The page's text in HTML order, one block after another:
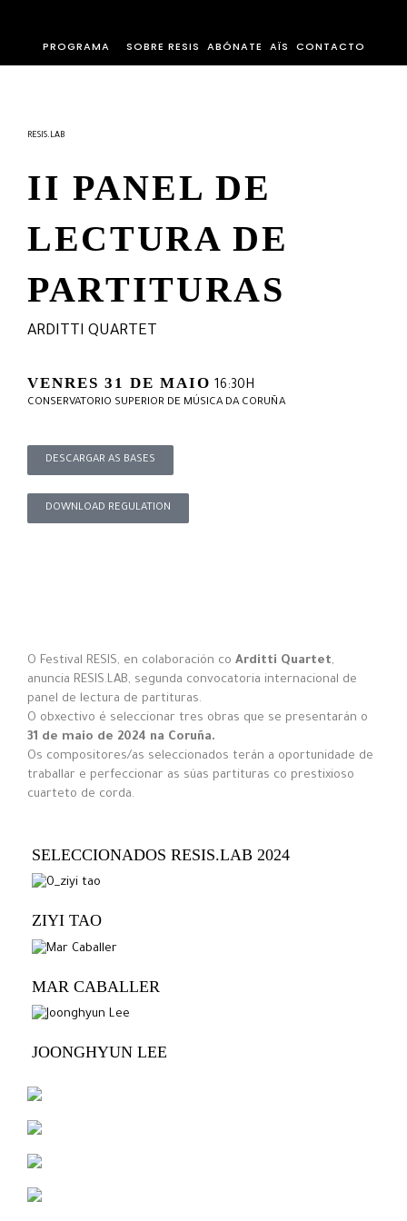
PROGRAMA SOBRE RESIS ABÓNATE AÏS CONTACTO
RESIS.LAB
II PANEL DE
LECTURA DE
PARTITURAS
ARDITTI QUARTET
VENRES 31 DE MAIO 16:30H
CONSERVATORIO SUPERIOR DE MÚSICA DA CORUÑA
DESCARGAR AS BASES
DOWNLOAD REGULATION
O Festival RESIS, en colaboración co Arditti Quartet,
anuncia RESIS.LAB, segunda convocatoria internacional de
panel de lectura de partituras.
O obxectivo é seleccionar tres obras que se presentarán o
31 de maio de 2024 na Coruña.
Os compositores/as seleccionados terán a oportunidade de
traballar e perfeccionar as súas partituras co prestixioso
cuarteto de corda.
SELECCIONADOS RESIS.LAB 2024
ZIYI TAO
MAR CABALLER
JOONGHYUN LEE